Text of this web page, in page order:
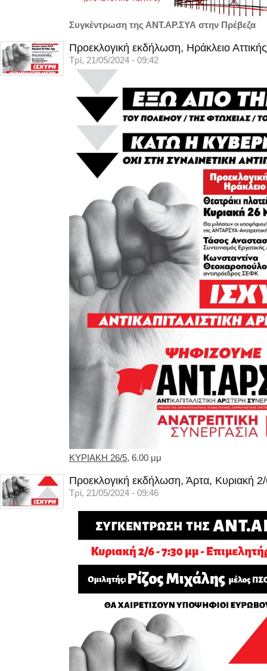
Συγκέντρωση της ΑΝΤ.ΑΡ.ΣΥΑ στην Πρέβεζα
Προεκλογική εκδήλωση, Ηράκλειο
Τρί, 21/05/2024 - 09:42
ΚΥΡΙΑΚΗ 26/5, 6.00 μμ
Προεκλογική εκδήλωση, Άρτα, Κυριακή
Τρί, 21/05/2024 - 09:46